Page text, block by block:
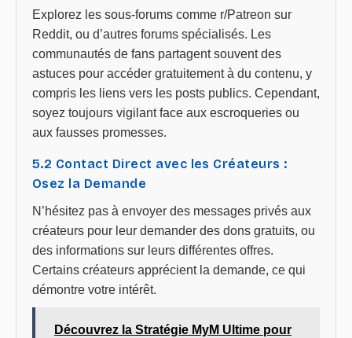
Explorez les sous-forums comme r/Patreon sur
Reddit, ou d’autres forums spécialisés. Les
communautés de fans partagent souvent des
astuces pour accéder gratuitement à du contenu, y
compris les liens vers les posts publics. Cependant,
soyez toujours vigilant face aux escroqueries ou
aux fausses promesses.
5.2 Contact Direct avec les Créateurs :
Osez la Demande
N’hésitez pas à envoyer des messages privés aux
créateurs pour leur demander des dons gratuits, ou
des informations sur leurs différentes offres.
Certains créateurs apprécient la demande, ce qui
démontre votre intérêt.
Découvrez la Stratégie MyM Ultime pour